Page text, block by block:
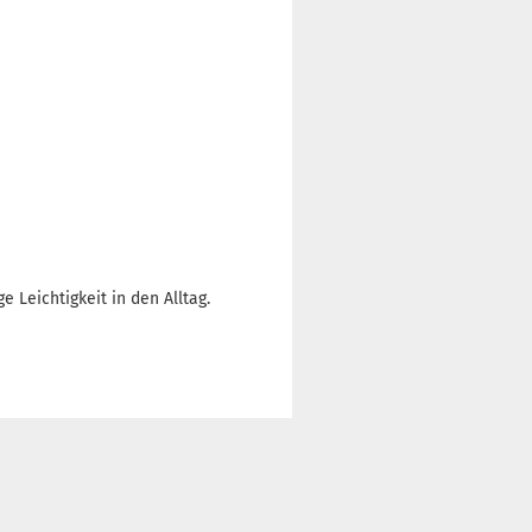
Leichtigkeit in den Alltag.